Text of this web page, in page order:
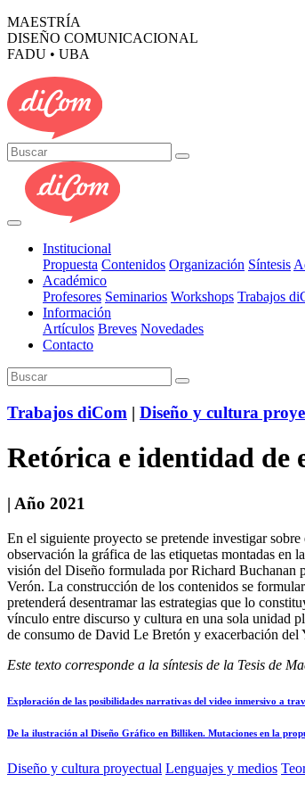
MAESTRÍA
DISEÑO COMUNICACIONAL
FADU • UBA
Institucional
Propuesta Contenidos Organización Síntesis
Académico
Profesores Seminarios Workshops Trabajos
Información
Artículos Breves Novedades
Contacto
Trabajos diCom | Diseño y cultura
Retórica e identidad de
| Año 2021
En el siguiente proyecto se pretende investigar
observación la gráfica de las etiquetas montadas en
visión del Diseño formulada por Richard Buchanan
Verón. La construcción de los contenidos se
pretenderá desentramar las estrategias que lo
vínculo entre discurso y cultura en una sola unidad
de consumo de David Le Bretón y exacerbación del
Este texto corresponde a la síntesis de la Tesis de
Exploración de las posibilidades narrativas del video inmersivo a
De la ilustración al Diseño Gráfico en Billiken. Mutaciones en la
Diseño y cultura proyectual Lenguajes y medios